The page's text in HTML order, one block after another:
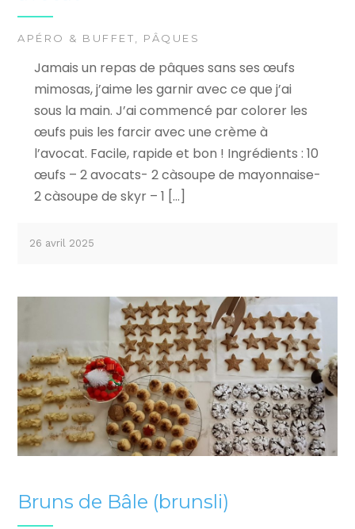
APÉRO & BUFFET, PÂQUES
Jamais un repas de pâques sans ses œufs
mimosas, j’aime les garnir avec ce que j’ai
sous la main. J’ai commencé par colorer les
œufs puis les farcir avec une crème à
l’avocat. Facile, rapide et bon ! Ingrédients : 10
œufs – 2 avocats- 2 càsoupe de mayonnaise-
2 càsoupe de skyr – 1 […]
26 avril 2025
Bruns de Bâle (brunsli)